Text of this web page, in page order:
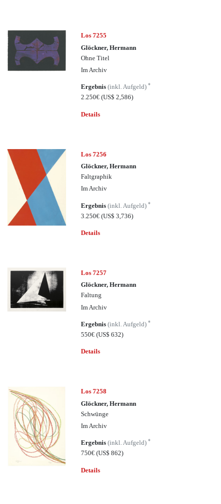
Los 7255
Glöckner, Hermann
Ohne Titel
Im Archiv
Ergebnis(inkl. Aufgeld)*
2.250€(US$ 2,586)
Details
Los 7256
Glöckner, Hermann
Faltgraphik
Im Archiv
Ergebnis(inkl. Aufgeld)*
3.250€(US$ 3,736)
Details
Los 7257
Glöckner, Hermann
Faltung
Im Archiv
Ergebnis(inkl. Aufgeld)*
550€(US$ 632)
Details
Los 7258
Glöckner, Hermann
Schwünge
Im Archiv
Ergebnis(inkl. Aufgeld)*
750€(US$ 862)
Details